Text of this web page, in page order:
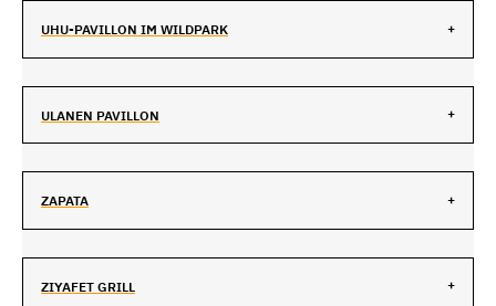
UHU-PAVILLON IM WILDPARK
ULANEN PAVILLON
ZAPATA
ZIYAFET GRILL